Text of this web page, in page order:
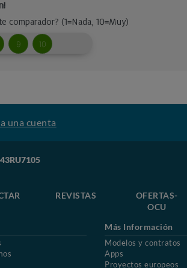
una cuenta
REVISTAS
OFERTAS-
OCU
Más Información
Modelos y contratos
Apps
Proyectos europeos